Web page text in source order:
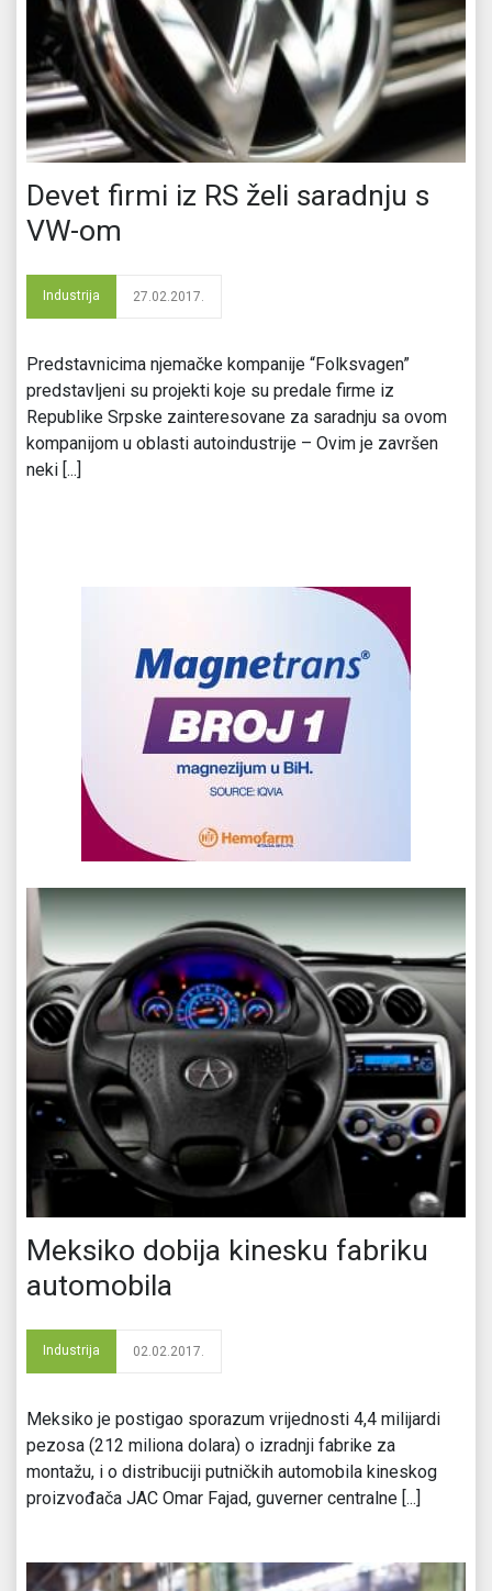
Devet firmi iz RS želi saradnju s
VW-om
Industrija 27.02.2017.
Predstavnicima njemačke kompanije “Folksvagen”
predstavljeni su projekti koje su predale firme iz
Republike Srpske zainteresovane za saradnju sa ovom
kompanijom u oblasti autoindustrije – Ovim je završen
neki [...]
Meksiko dobija kinesku fabriku
automobila
Industrija 02.02.2017.
Meksiko je postigao sporazum vrijednosti 4,4 milijardi
pezosa (212 miliona dolara) o izradnji fabrike za
montažu, i o distribuciji putničkih automobila kineskog
proizvođača JAC Omar Fajad, guverner centralne [...]